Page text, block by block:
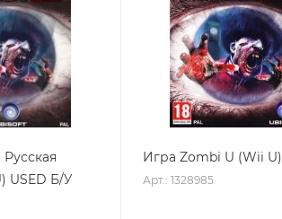
USED Б/У
Игра Zombi U (Wii U)
Арт.: 1328985